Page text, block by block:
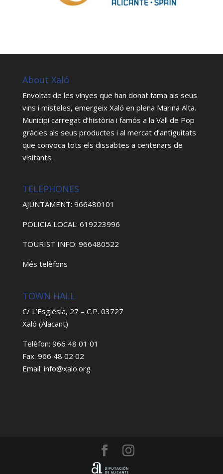
About Xaló
Envoltat de les vinyes que han donat fama als seus
vins i misteles, emergeix Xaló en plena Marina Alta.
Municipi carregat d’història i famós a la Vall de Pop
gràcies als seus productes i al mercat d’antiguitats
que convoca tots els dissabtes a centenars de
visitants.
TELEPHONES
AJUNTAMENT: 966480101
POLICIA LOCAL: 619223996
TOURIST INFO: 966480522
Més telèfons
TOWN HALL
C/ L’Església, 27 – C.P. 03727
Xaló (Alacant)
Telèfon: 966 48 01 01
Fax: 966 48 02 02
Email: info@xalo.org